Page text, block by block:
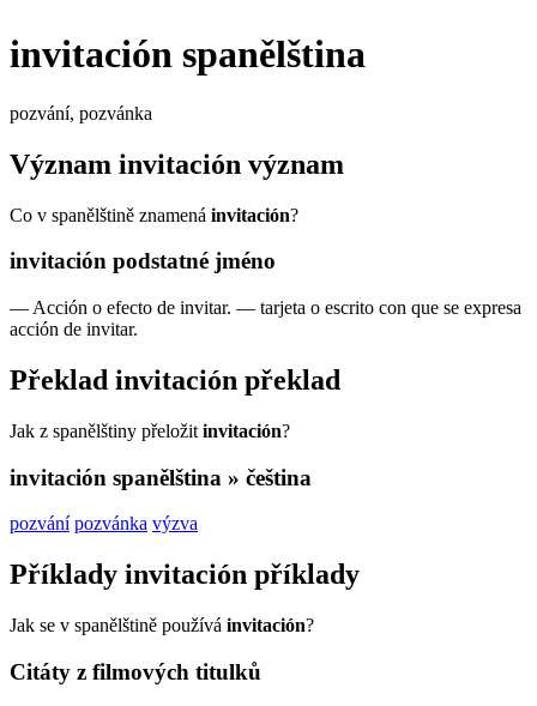
invitación spanělština
pozvání, pozvánka
Význam invitación význam
Co v spanělštině znamená invitación?
invitación podstatné jméno
— Acción o efecto de invitar. — tarjeta o escrito con que se expresa
acción de invitar.
Překlad invitación překlad
Jak z spanělštiny přeložit invitación?
invitación spanělština » čeština
pozvání pozvánka výzva
Příklady invitación příklady
Jak se v spanělštině používá invitación?
Citáty z filmových titulků